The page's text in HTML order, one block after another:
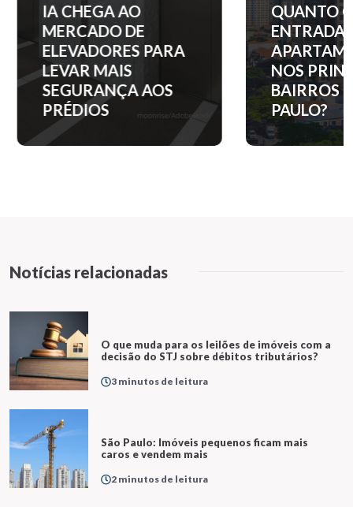
IA CHEGA AO
MERCADO DE
ELEVADORES PARA
LEVAR MAIS
SEGURANÇA AOS
PRÉDIOS
QUANTO
ENTRADA
NOS
BAIRROS
PAULO?
Notícias relacionadas
O que muda para os leilões de imóveis com a
decisão do STJ sobre débitos tributários?
3 minutos de leitura
São Paulo: Imóveis pequenos ficam mais
caros e vendem mais
2 minutos de leitura